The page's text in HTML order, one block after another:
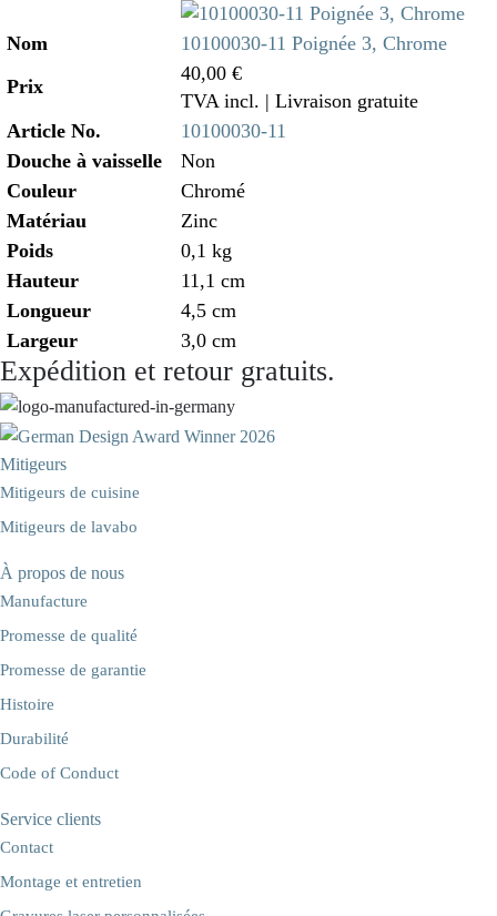
Nom
10100030-11 Poignée 3, Chrome
Prix
40,00 €
TVA incl. | Livraison gratuite
Article No.
10100030-11
Douche à vaisselle
Non
Couleur
Chromé
Matériau
Zinc
Poids
0,1 kg
Hauteur
11,1 cm
Longueur
4,5 cm
Largeur
3,0 cm
Expédition et retour gratuits.
Mitigeurs
Mitigeurs de cuisine
Mitigeurs de lavabo
À propos de nous
Manufacture
Promesse de qualité
Promesse de garantie
Histoire
Durabilité
Code of Conduct
Service clients
Contact
Montage et entretien